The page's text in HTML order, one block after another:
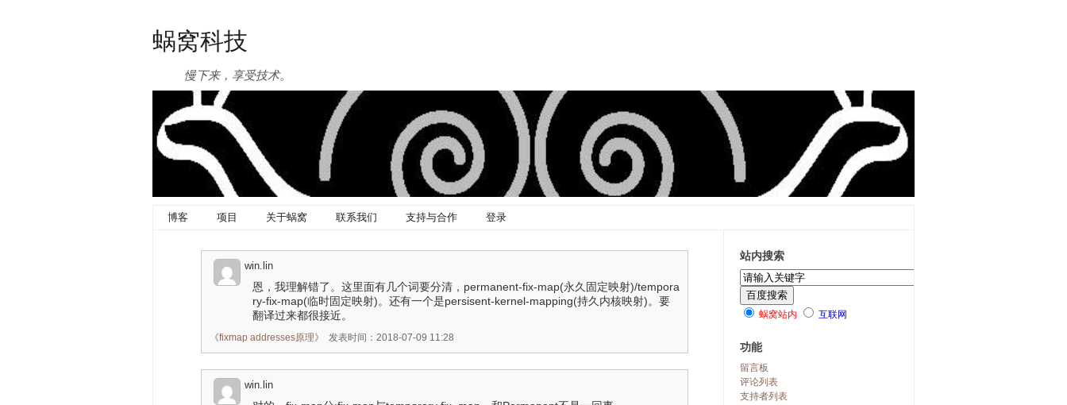
蜗窝科技
慢下来，享受技术。
博客 项目 关于蜗窝 联系我们 支持与合作 登录
win.lin
恩，我理解错了。这里面有几个词要分清，permanent-fix-map(永久固定映射)/tempora
ry-fix-map(临时固定映射)。还有一个是persisent-kernel-mapping(持久内核映射)。要
翻译过来都很接近。
《fixmap addresses原理》 发表时间：2018-07-09 11:28
win.lin
站内搜索
蜗窝站内 互联网
功能
留言板
评论列表
支持者列表